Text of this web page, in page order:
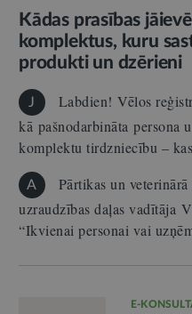
Kādas prasības
komplektus, kuru
produkti un dzērieni
J
Labdien! Vēlos
kā pašnodarbināta persona
komplektu tirdzniecību –
A
Pārtikas un
uzraudzības daļas vadītāja
“Ikvienai personai vai
E-